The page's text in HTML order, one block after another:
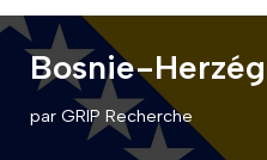
Bosnie-
par GRIP Recherche